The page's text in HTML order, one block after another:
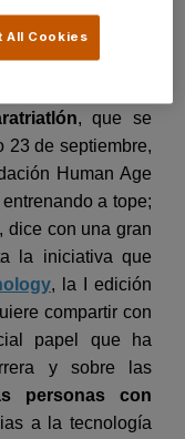
, que se
23 de septiembre,
Human Age
a tope;
dice con una gran
la iniciativa que
, la I edición
compartir con
papel que ha
y sobre las
personas con
a la tecnología
All Cookies